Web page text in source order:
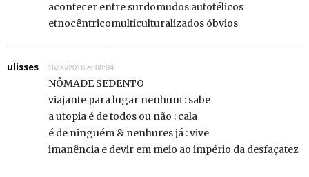
acontecer entre surdomudos autotélicos
etnocêntricomulticulturalizados óbvios
ulisses 16/06/2016 at 08:04
NÔMADE SEDENTO
viajante para lugar nenhum : sabe
a utopia é de todos ou não : cala
é de ninguém & nenhures já : vive
imanência e devir em meio ao império da desfaçatez